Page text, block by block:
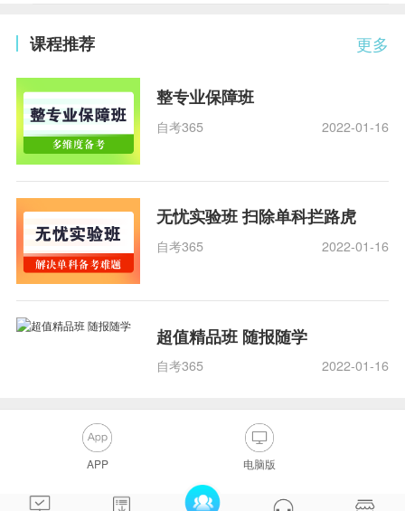
更多
课程推荐
整专业保障班
自考365 2022-01-16
无忧实验班 扫除单科拦路虎
自考365 2022-01-16
超值精品班 随报随学
自考365 2022-01-16
APP 电脑版